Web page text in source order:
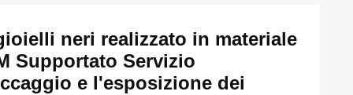
neri realizzato in materiale
Supportato Servizio
e l'esposizione dei